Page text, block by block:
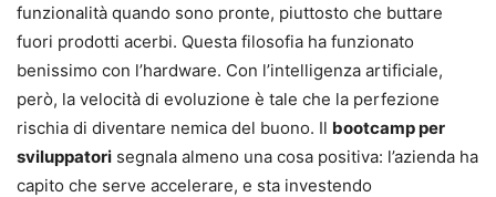
funzionalità quando sono pronte, piuttosto che buttare
fuori prodotti acerbi. Questa filosofia ha funzionato
benissimo con l’hardware. Con l’intelligenza artificiale,
però, la velocità di evoluzione è tale che la perfezione
rischia di diventare nemica del buono. Il bootcamp per
sviluppatori segnala almeno una cosa positiva: l’azienda ha
capito che serve accelerare, e sta investendo